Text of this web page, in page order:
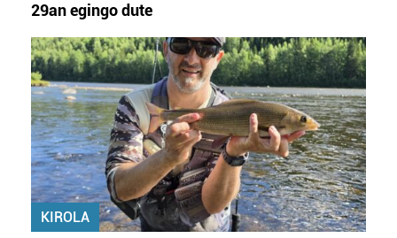
29an egingo dute
KIROLA